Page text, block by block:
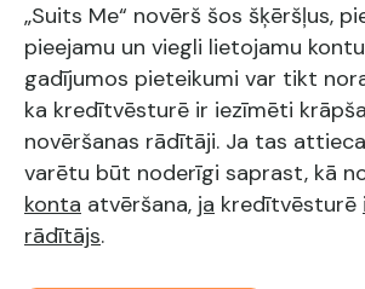
„Suits Me“ novērš šos šķēršļus,
pieejamu un viegli lietojamu
gadījumos pieteikumi var tikt
ka kredītvēsturē ir iezīmēti
novēršanas rādītāji. Ja tas
varētu būt noderīgi saprast, kā
konta atvēršana, ja kredītvēsturē
rādītājs.